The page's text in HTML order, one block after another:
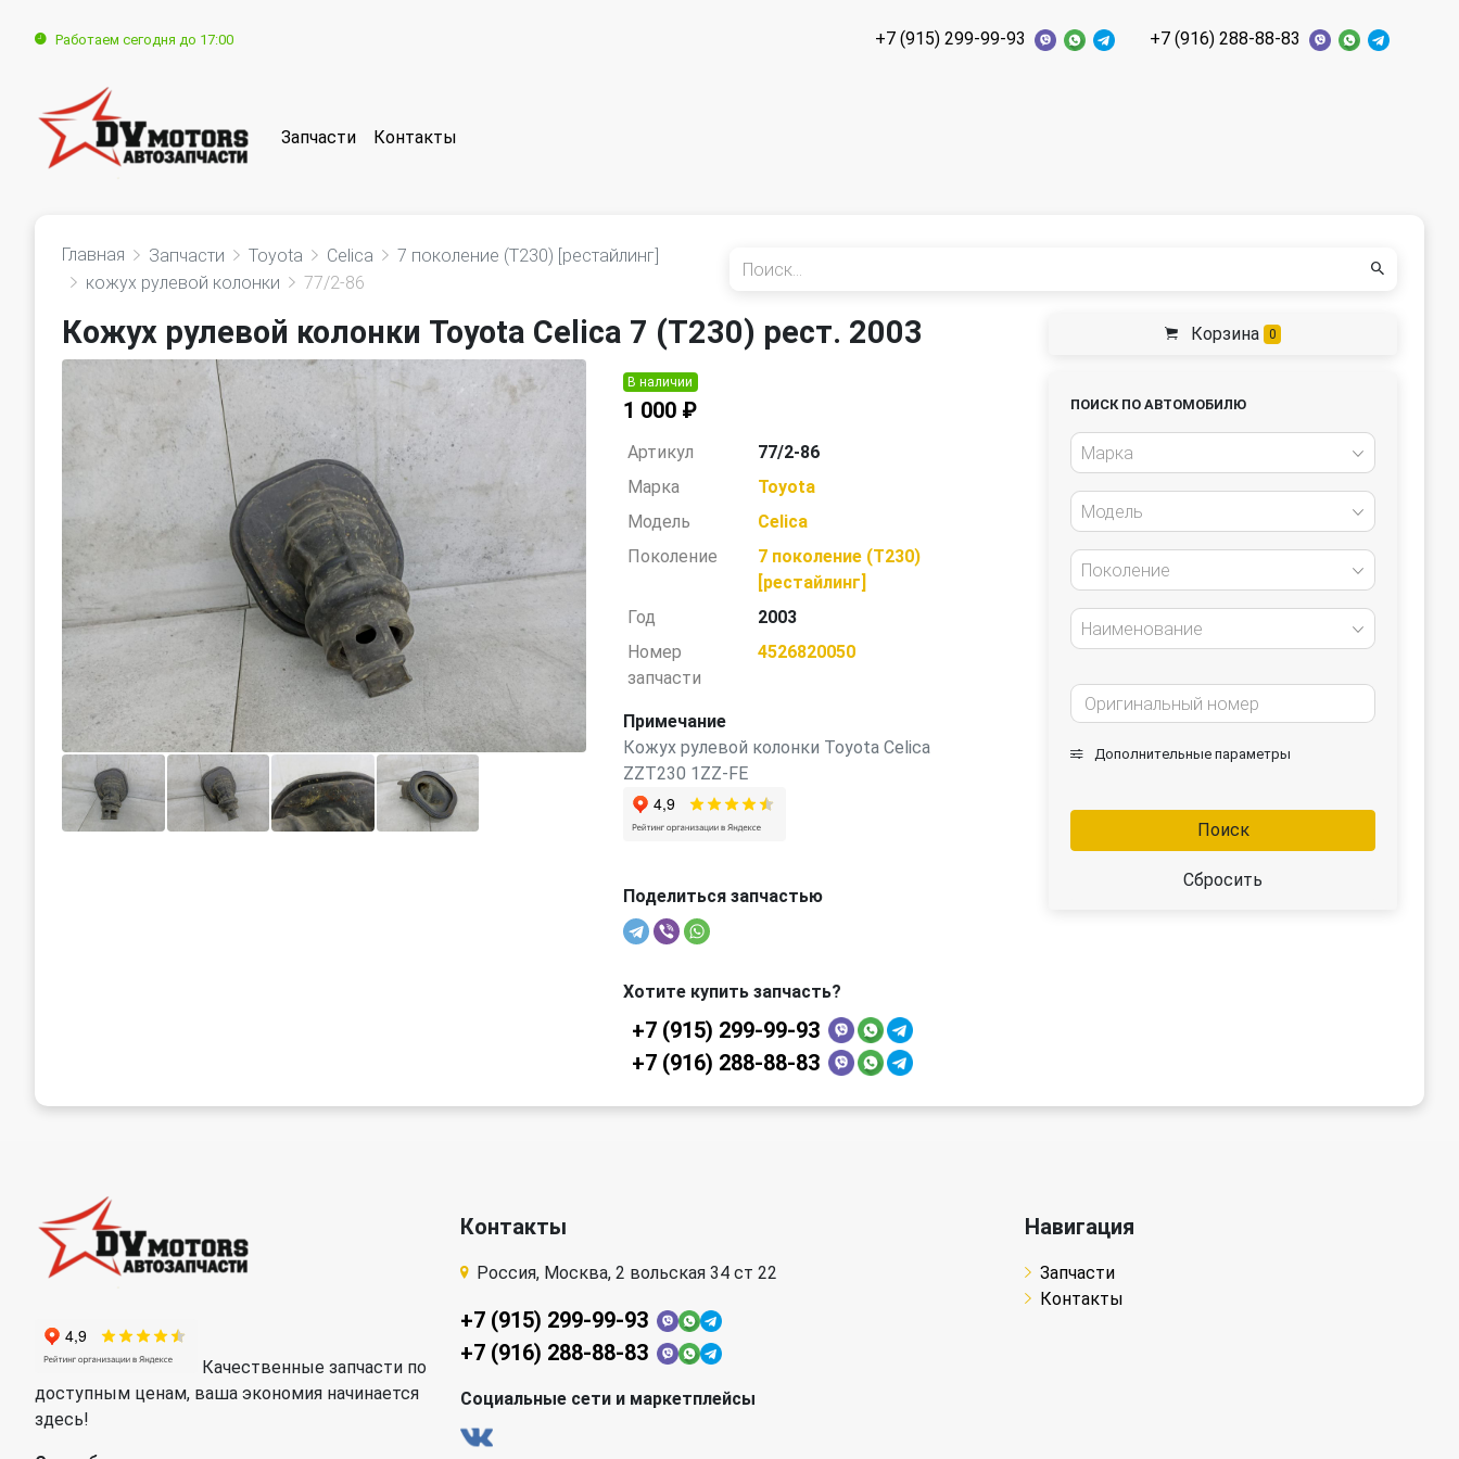
Работаем сегодня до 17:00 +7 (915) 299-99-93 +7 (916) 288-88-83
Запчасти Контакты
Главная Запчасти Toyota Celica
7 поколение (T230) [рестайлинг]
кожух рулевой колонки
77/2-86
Кожух рулевой колонки Toyota Celica 7 (T230) рест. 2003
В наличии
1 000 ₽
Артикул
77/2-86
Марка
Toyota
Модель
Celica
Поколение
7 поколение (T230)
[рестайлинг]
Год
2003
Номер
запчасти
4526820050
Примечание
Кожух рулевой колонки Toyota Celica
ZZT230 1ZZ-FE
Поделиться запчастью
Хотите купить запчасть?
+7 (915) 299-99-93
+7 (916) 288-88-83
Корзина 0
ПОИСК ПО АВТОМОБИЛЮ
Марка
Модель
Поколение
Наименование
Дополнительные параметры
Поиск
Сбросить
Качественные запчасти по
доступным ценам, ваша экономия начинается
здесь!
Контакты
Россия, Москва, 2 вольская 34 ст 22
+7 (915) 299-99-93
+7 (916) 288-88-83
Социальные сети и маркетплейсы
Навигация
Запчасти
Контакты